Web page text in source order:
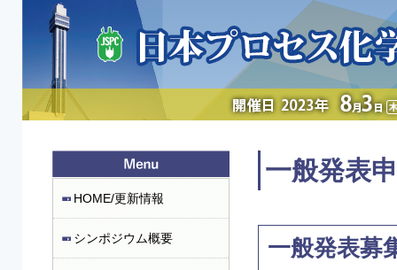
HOME/更新情報
シンポジウム概要
一般発表
一般発表募